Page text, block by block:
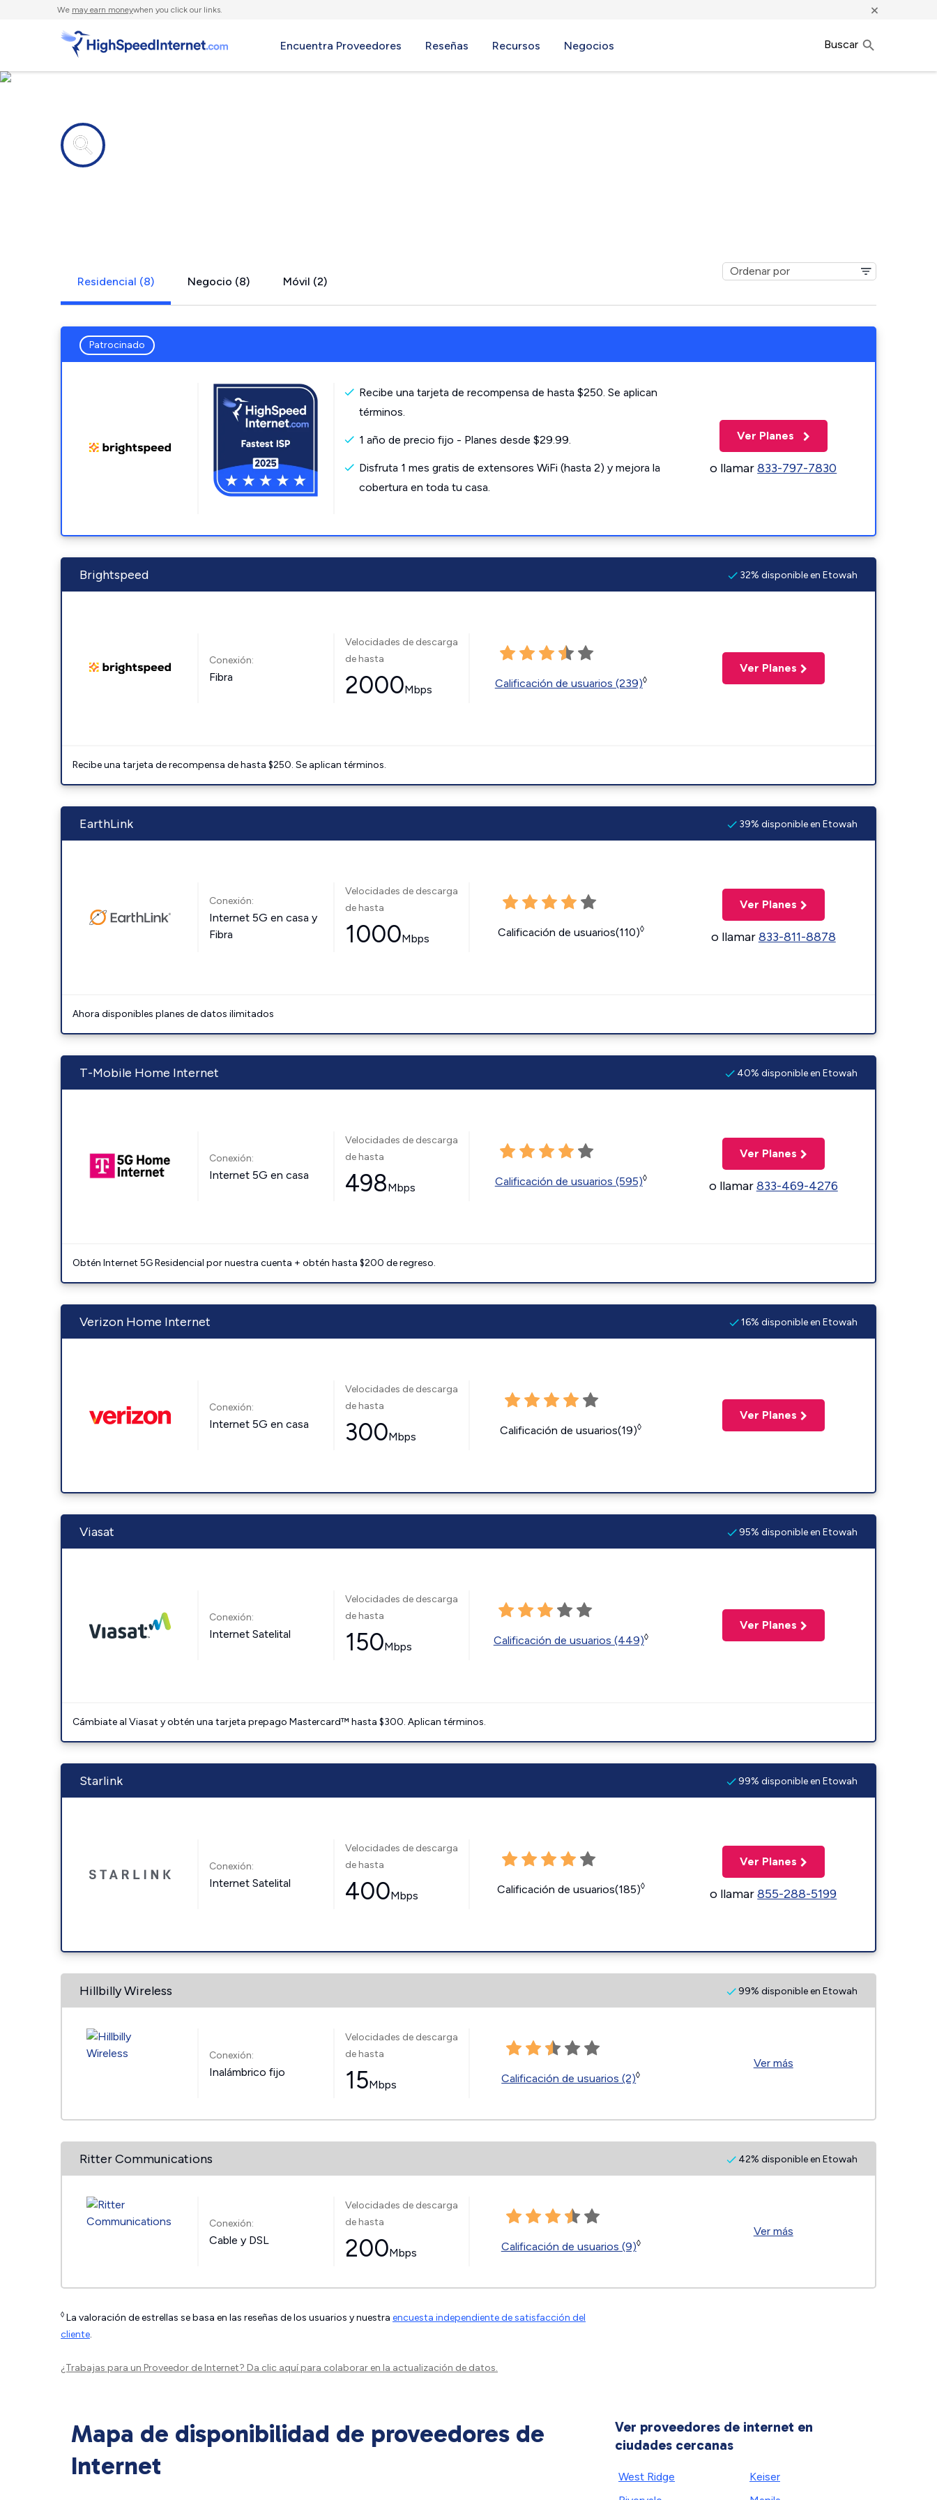
We may earn moneywhen you click our links. ×
Encuentra Proveedores Reseñas Recursos Negocios Buscar
Residencial (8) Negocio (8) Móvil (2)
Patrocinado
Recibe una tarjeta de recompensa de hasta $250. Se aplican
términos.
1 año de precio fijo - Planes desde $29.99.
Disfruta 1 mes gratis de extensores WiFi (hasta 2) y mejora la
cobertura en toda tu casa.
Ver Planes
o llamar833-797-7830
Brightspeed 32% disponible en Etowah
Conexión:
Fibra
Velocidades de descarga
de hasta
2000Mbps Calificación de usuarios (239)◊
Ver Planes
Recibe una tarjeta de recompensa de hasta $250. Se aplican términos.
EarthLink 39% disponible en Etowah
Conexión:
Internet 5G en casa y
Fibra
Velocidades de descarga
de hasta
1000Mbps Calificación de usuarios(110)◊
Ver Planes
o llamar833-811-8878
Ahora disponibles planes de datos ilimitados
T-Mobile Home Internet 40% disponible en Etowah
Conexión:
Internet 5G en casa
Velocidades de descarga
de hasta
498Mbps Calificación de usuarios (595)◊
Ver Planes
o llamar833-469-4276
Obtén Internet 5G Residencial por nuestra cuenta + obtén hasta $200 de regreso.
Verizon Home Internet 16% disponible en Etowah
Conexión:
Internet 5G en casa
Velocidades de descarga
de hasta
300Mbps Calificación de usuarios(19)◊
Ver Planes
Viasat 95% disponible en Etowah
Conexión:
Internet Satelital
Velocidades de descarga
de hasta
150Mbps Calificación de usuarios (449)◊
Ver Planes
Cámbiate al Viasat y obtén una tarjeta prepago Mastercard™ hasta $300. Aplican términos.
Starlink 99% disponible en Etowah
Conexión:
Internet Satelital
Velocidades de descarga
de hasta
400Mbps Calificación de usuarios(185)◊
Ver Planes
o llamar855-288-5199
Hillbilly Wireless 99% disponible en Etowah
Conexión:
Inalámbrico fijo
Velocidades de descarga
de hasta
15Mbps Calificación de usuarios (2)◊
Ver más
Ritter Communications 42% disponible en Etowah
Conexión:
Cable y DSL
Velocidades de descarga
de hasta
200Mbps Calificación de usuarios (9)◊
Ver más
◊ La valoración de estrellas se basa en las reseñas de los usuarios y nuestra encuesta independiente de satisfacción del
cliente.
¿Trabajas para un Proveedor de Internet? Da clic aquípara colaborar en la actualización de datos.
Mapa de disponibilidad de proveedores de
Internet
Ver proveedores de internet en
ciudades cercanas
West Ridge
Keiser